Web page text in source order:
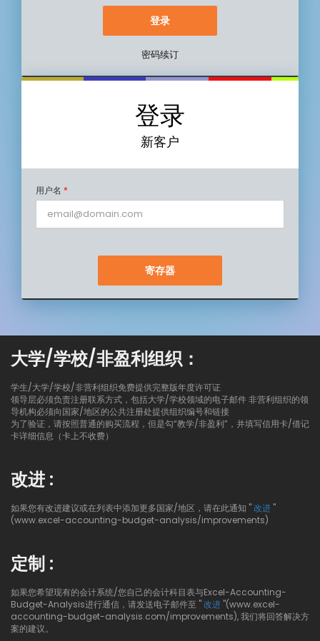
密码续订
登录
新客户
用户名 *
大学/学校/非盈利组织：
学生/大学/学校/非营利组织免费提供完整版年度许可证
领导层必须负责注册联系方式，包括大学/学校领域的电子邮件 非营利组织的领
导机构必须向国家/地区的公共注册处提供组织编号和链接
为了验证，请按照普通的购买流程，但是勾“教学/非盈利”，并填写信用卡/借记
卡详细信息（卡上不收费）
改进 :
如果您有改进建议或在列表中添加更多国家/地区，请在此通知 "改进 "
(www.excel-accounting-budget-analysis/improvements)
定制 :
如果您希望现有的会计系统/您自己的会计科目表与Excel-Accounting-
Budget-Analysis进行通信，请发送电子邮件至 "改进 "(www.excel-
accounting-budget-analysis.com/improvements), 我们将回答解决方
案的建议。